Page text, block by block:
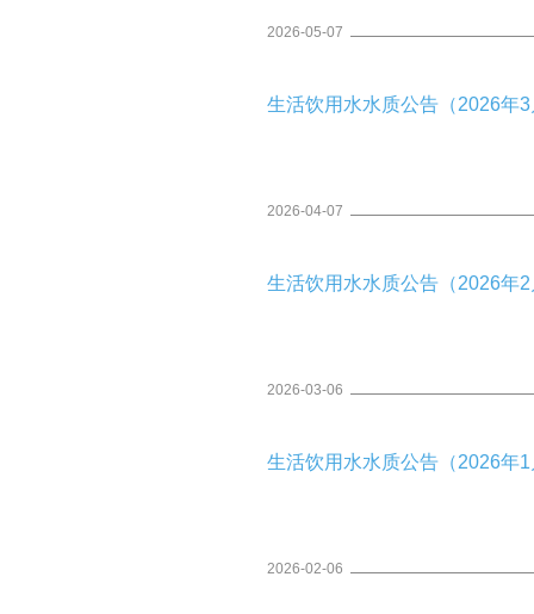
2026-05-07
生活饮用水水质公告（2026年
2026-04-07
生活饮用水水质公告（2026年
2026-03-06
生活饮用水水质公告（2026年
2026-02-06